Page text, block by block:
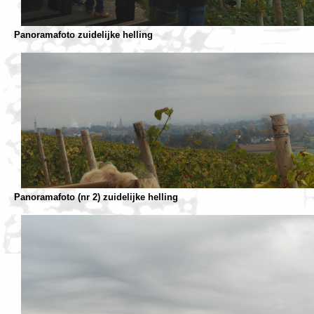
Panoramafoto zuidelijke helling
Panoramafoto (nr 2) zuidelijke helling